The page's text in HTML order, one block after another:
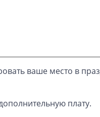
ваше место в
плату.